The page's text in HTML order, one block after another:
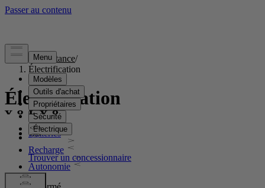
Assistance/
Électrification
Électrification
Batteries
Recharge
Autonomie